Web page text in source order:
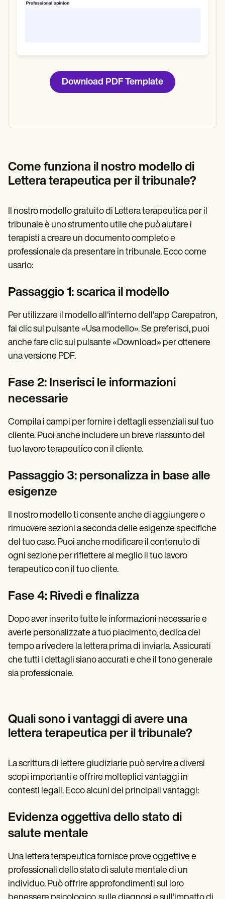
Download PDF Template
Come funziona il nostro modello di
Lettera terapeutica per il tribunale?
Il nostro modello gratuito di Lettera terapeutica per il
tribunale è uno strumento utile che può aiutare i
terapisti a creare un documento completo e
professionale da presentare in tribunale. Ecco come
usarlo:
Passaggio 1: scarica il modello
Per utilizzare il modello all'interno dell'app Carepatron,
fai clic sul pulsante «Usa modello». Se preferisci, puoi
anche fare clic sul pulsante «Download» per ottenere
una versione PDF.
Fase 2: Inserisci le informazioni
necessarie
Compila i campi per fornire i dettagli essenziali sul tuo
cliente. Puoi anche includere un breve riassunto del
tuo lavoro terapeutico con il cliente.
Passaggio 3: personalizza in base alle
esigenze
Il nostro modello ti consente anche di aggiungere o
rimuovere sezioni a seconda delle esigenze specifiche
del tuo caso. Puoi anche modificare il contenuto di
ogni sezione per riflettere al meglio il tuo lavoro
terapeutico con il tuo cliente.
Fase 4: Rivedi e finalizza
Dopo aver inserito tutte le informazioni necessarie e
averle personalizzate a tuo piacimento, dedica del
tempo a rivedere la lettera prima di inviarla. Assicurati
che tutti i dettagli siano accurati e che il tono generale
sia professionale.
Quali sono i vantaggi di avere una
lettera terapeutica per il tribunale?
La scrittura di lettere giudiziarie può servire a diversi
scopi importanti e offrire molteplici vantaggi in
contesti legali. Ecco alcuni dei principali vantaggi:
Evidenza oggettiva dello stato di
salute mentale
Una lettera terapeutica fornisce prove oggettive e
professionali dello stato di salute mentale di un
individuo. Può offrire approfondimenti sul loro